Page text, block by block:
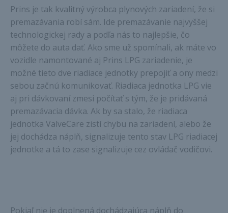
Prins je tak kvalitný výrobca plynových zariadení, že si
premazávania robí sám. Ide premazávanie najvyššej
technologickej rady a podľa nás to najlepšie, čo
môžete do auta dať. Ako sme už spomínali, ak máte vo
vozidle namontované aj Prins LPG zariadenie, je
možné tieto dve riadiace jednotky prepojiť a ony medzi
sebou začnú komunikovať. Riadiaca jednotka LPG vie
aj pri dávkovaní zmesi počítať s tým, že je pridávaná
premazávacia dávka. Ak by sa stalo, že riadiaca
jednotka ValveCare zistí chybu na zariadení, alebo že
jej dochádza náplň, signalizuje tento stav LPG riadiacej
jednotke a tá to zase signalizuje cez ovládač vodičovi.
Pokiaľ nie je doplnená dochádzajúca náplň do